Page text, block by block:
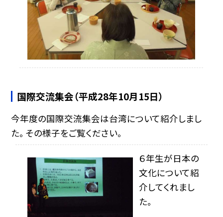
国際交流集会（平成28年10月15日）
今年度の国際交流集会は台湾について紹介しまし
た。 その様子をご覧ください。
６年生が日本の
文化について紹
介してくれまし
た。